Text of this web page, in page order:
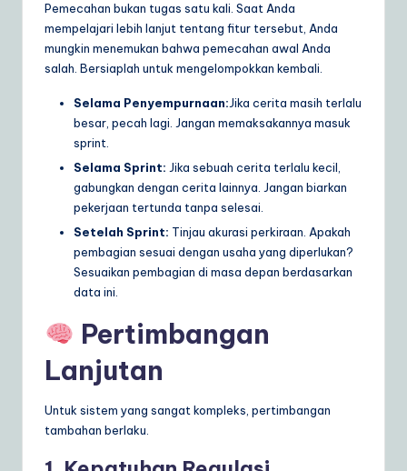
Pemecahan bukan tugas satu kali. Saat Anda
mempelajari lebih lanjut tentang fitur tersebut, Anda
mungkin menemukan bahwa pemecahan awal Anda
salah. Bersiaplah untuk mengelompokkan kembali.
Selama Penyempurnaan:Jika cerita masih terlalu
besar, pecah lagi. Jangan memaksakannya masuk
sprint.
Selama Sprint: Jika sebuah cerita terlalu kecil,
gabungkan dengan cerita lainnya. Jangan biarkan
pekerjaan tertunda tanpa selesai.
Setelah Sprint: Tinjau akurasi perkiraan. Apakah
pembagian sesuai dengan usaha yang diperlukan?
Sesuaikan pembagian di masa depan berdasarkan
data ini.
Pertimbangan
Lanjutan
Untuk sistem yang sangat kompleks, pertimbangan
tambahan berlaku.